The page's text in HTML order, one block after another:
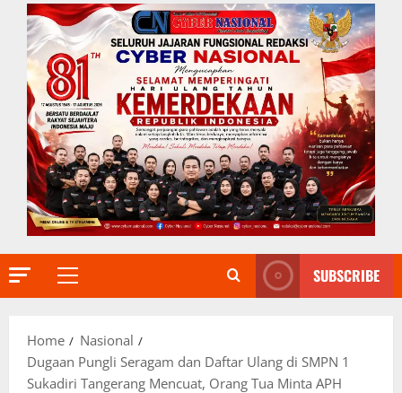
Primary
SUBSCRIBE
Home
Nasional
Dugaan Pungli Seragam dan Daftar Ulang di SMPN 1
Sukadiri Tangerang Mencuat, Orang Tua Minta APH